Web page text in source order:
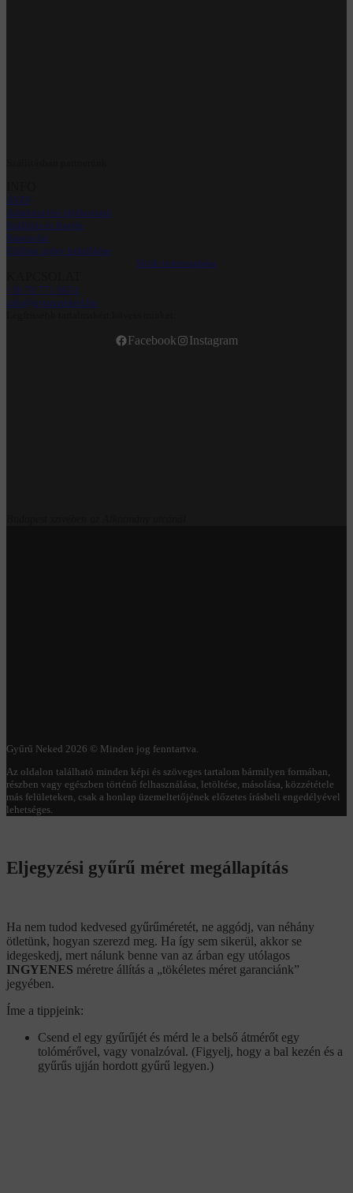
ÁSZF
Adatkezelési tájékoztató
Szállítás és fizetés
Kapcsolat
Elállási igény beküldése
Sütik testreszabása
+36 70 771 6651
info@gyuruneked.hu
Facebook Instagram
Gyűrű Neked 2026 © Minden jog fenntartva.
Az oldalon található minden képi és szöveges tartalom bármilyen formában,
részben vagy egészben történő felhasználása, letöltése, másolása, közzététele
más felületeken, csak a honlap üzemeltetőjének előzetes írásbeli engedélyével
lehetséges.
Eljegyzési gyűrű méret megállapítás
Ha nem tudod kedvesed gyűrűméretét, ne aggódj, van néhány
ötletünk, hogyan szerezd meg. Ha így sem sikerül, akkor se
idegeskedj, mert nálunk benne van az árban egy utólagos
INGYENES méretre állítás a „tökéletes méret garanciánk”
jegyében.
Íme a tippjeink:
Csend el egy gyűrűjét és mérd le a belső átmérőt egy
tolómérővel, vagy vonalzóval. (Figyelj, hogy a bal kezén és a
gyűrűs ujján hordott gyűrű legyen.)